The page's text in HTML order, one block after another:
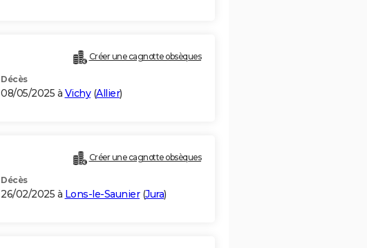
Créer une cagnotte obsèques
Décès
08/05/2025 à Vichy(Allier)
Créer une cagnotte obsèques
Décès
26/02/2025 à Lons-le-Saunier(Jura)